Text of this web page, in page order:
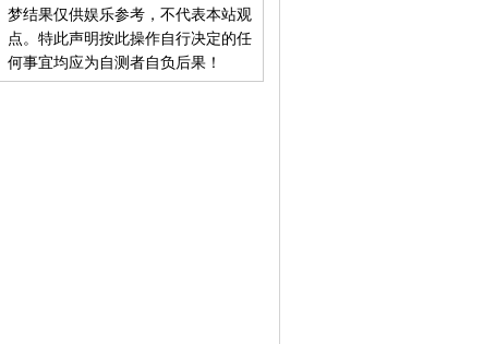
梦结果仅供娱乐参考，不代表本站观
点。特此声明按此操作自行决定的任
何事宜均应为自测者自负后果！